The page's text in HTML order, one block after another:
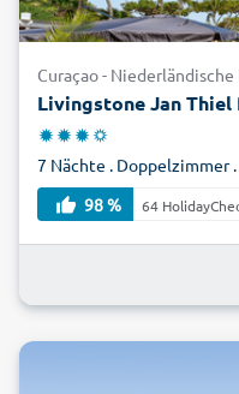
Curaçao -
Livingstone Jan Thiel
7 Nächte . Doppelzimmer
98 %
64